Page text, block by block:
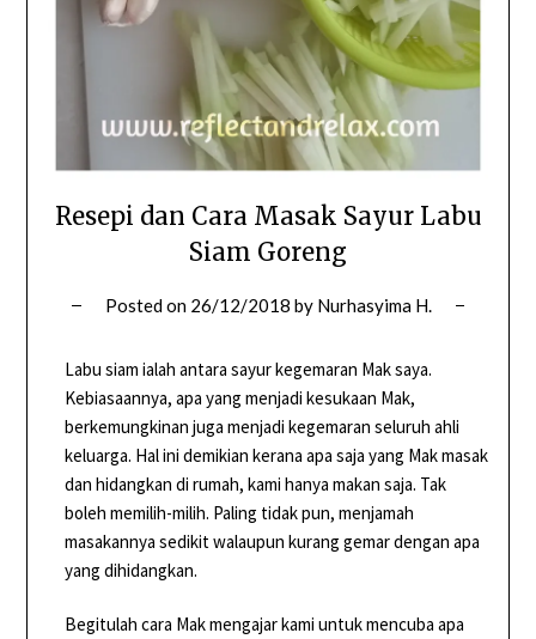
Resepi dan Cara Masak Sayur Labu
Siam Goreng
Posted on 26/12/2018 by Nurhasyima H.
Labu siam ialah antara sayur kegemaran Mak saya.
Kebiasaannya, apa yang menjadi kesukaan Mak,
berkemungkinan juga menjadi kegemaran seluruh ahli
keluarga. Hal ini demikian kerana apa saja yang Mak masak
dan hidangkan di rumah, kami hanya makan saja. Tak
boleh memilih-milih. Paling tidak pun, menjamah
masakannya sedikit walaupun kurang gemar dengan apa
yang dihidangkan.
Begitulah cara Mak mengajar kami untuk mencuba apa